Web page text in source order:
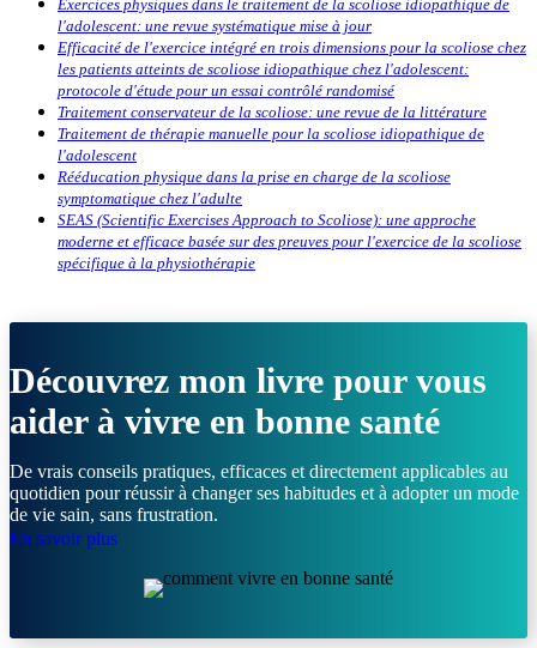
Exercices physiques dans le traitement de la scoliose idiopathique de
l'adolescent: une revue systématique mise à jour
Efficacité de l'exercice intégré en trois dimensions pour la scoliose chez
les patients atteints de scoliose idiopathique chez l'adolescent:
protocole d'étude pour un essai contrôlé randomisé
Traitement conservateur de la scoliose: une revue de la littérature
Traitement de thérapie manuelle pour la scoliose idiopathique de
l'adolescent
Rééducation physique dans la prise en charge de la scoliose
symptomatique chez l'adulte
SEAS (Scientific Exercises Approach to Scoliose): une approche
moderne et efficace basée sur des preuves pour l'exercice de la scoliose
spécifique à la physiothérapie
Découvrez mon livre pour vous
aider à vivre en bonne santé
De vrais conseils pratiques, efficaces et directement applicables au
quotidien pour réussir à changer ses habitudes et à adopter un mode
de vie sain, sans frustration.
En savoir plus